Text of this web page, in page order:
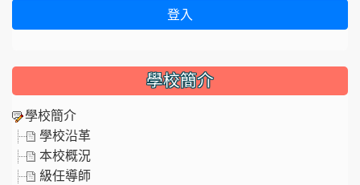
登入
學校簡介
學校簡介
學校沿革
本校概況
級任導師